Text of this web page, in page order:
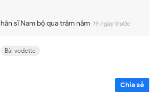
sĩ Nam bộ qua trăm năm 19 ngày trước
Bài vedette
Chia sẻ